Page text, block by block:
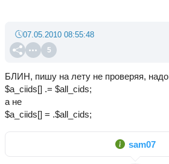
5
07.05.2010 08:55:48
БЛИН, пишу на лету не проверяя, надо
$a_ciids[] .= $all_cids;
а не
$a_ciids[] = .$all_cids;
sam07